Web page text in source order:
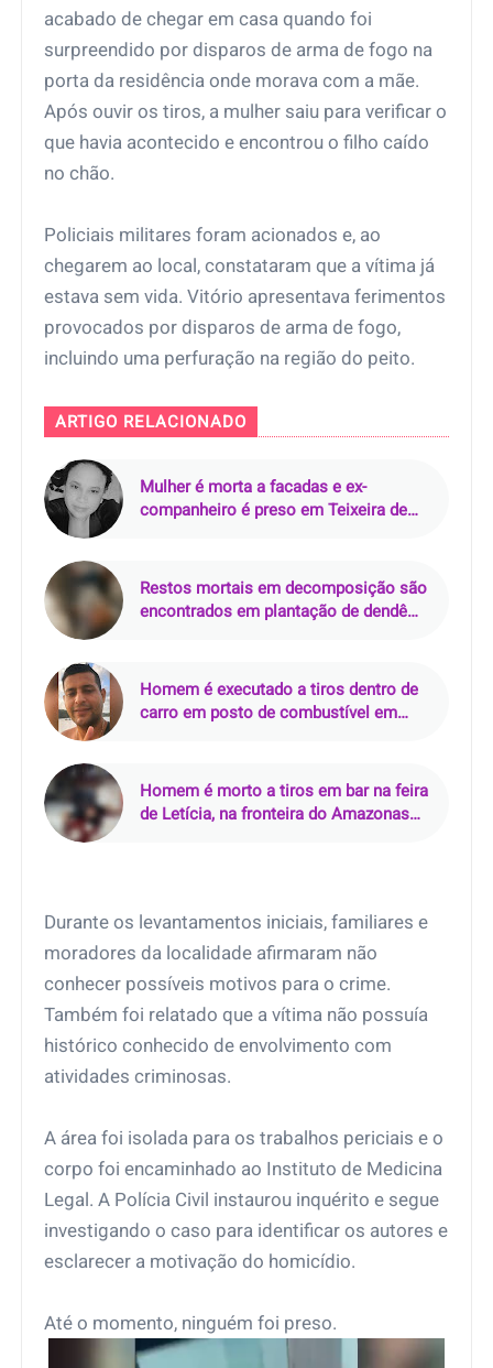
acabado de chegar em casa quando foi
surpreendido por disparos de arma de fogo na
porta da residência onde morava com a mãe.
Após ouvir os tiros, a mulher saiu para verificar o
que havia acontecido e encontrou o filho caído
no chão.
Policiais militares foram acionados e, ao
chegarem ao local, constataram que a vítima já
estava sem vida. Vitório apresentava ferimentos
provocados por disparos de arma de fogo,
incluindo uma perfuração na região do peito.
ARTIGO RELACIONADO
Mulher é morta a facadas e ex-
companheiro é preso em Teixeira de
Restos mortais em decomposição são
encontrados em plantação de dendê
Homem é executado a tiros dentro de
carro em posto de combustível em
Homem é morto a tiros em bar na feira
de Letícia, na fronteira do Amazonas
Durante os levantamentos iniciais, familiares e
moradores da localidade afirmaram não
conhecer possíveis motivos para o crime.
Também foi relatado que a vítima não possuía
histórico conhecido de envolvimento com
atividades criminosas.
A área foi isolada para os trabalhos periciais e o
corpo foi encaminhado ao Instituto de Medicina
Legal. A Polícia Civil instaurou inquérito e segue
investigando o caso para identificar os autores e
esclarecer a motivação do homicídio.
Até o momento, ninguém foi preso.